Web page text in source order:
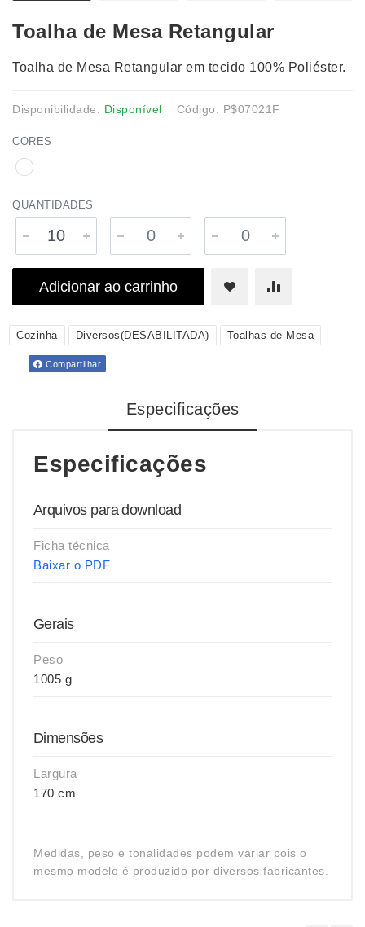
Toalha de Mesa Retangular
Toalha de Mesa Retangular em tecido 100% Poliéster.
Disponibilidade: Disponível Código: P$07021F
CORES
QUANTIDADES
Adicionar ao carrinho
Cozinha Diversos(DESABILITADA) Toalhas de Mesa
Compartilhar
Especificações
Especificações
Arquivos para download
Ficha técnica
Baixar o PDF
Gerais
Peso
1005 g
Dimensões
Largura
170 cm
Medidas, peso e tonalidades podem variar pois o
mesmo modelo é produzido por diversos fabricantes.